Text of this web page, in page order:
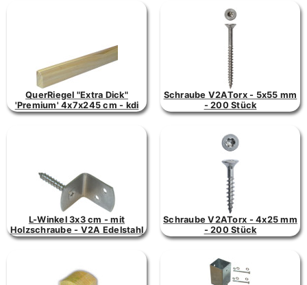
QuerRiegel "Extra Dick"
'Premium' 4x7x245 cm - kdi
Schraube V2ATorx - 5x55 mm
- 200 Stück
L-Winkel 3x3 cm - mit
Holzschraube - V2A Edelstahl
Schraube V2ATorx - 4x25 mm
- 200 Stück